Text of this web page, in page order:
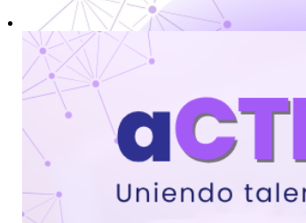
Propuestas financiables aCTIva2EnRed2025